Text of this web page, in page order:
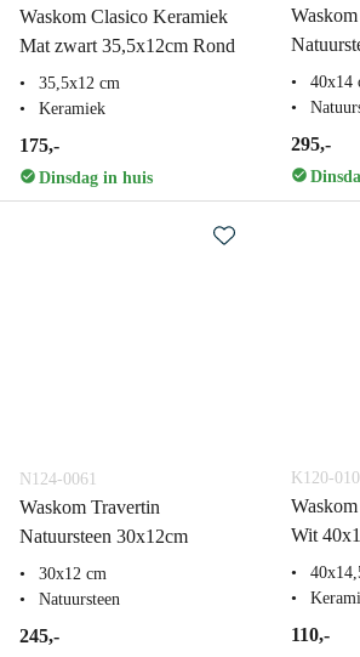
Waskom Clasico Keramiek
Mat zwart 35,5x12cm Rond
35,5x12 cm
Keramiek
175,-
Dinsdag in huis
40x14
295,-
N124-0061
Waskom Travertin
Natuursteen 30x12cm
30x12 cm
Natuursteen
245,-
K120-
Wit
110,-